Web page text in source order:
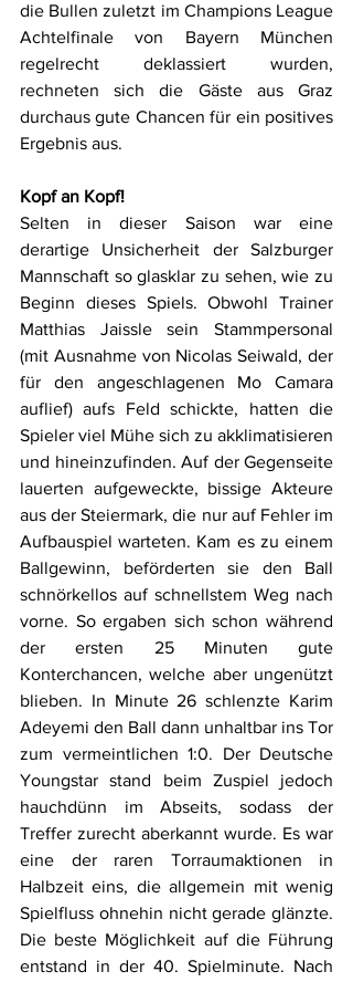
die Bullen zuletzt im Champions League
Achtelfinale von Bayern München
regelrecht deklassiert wurden,
rechneten sich die Gäste aus Graz
durchaus gute Chancen für ein positives
Ergebnis aus.
Kopf an Kopf!
Selten in dieser Saison war eine
derartige Unsicherheit der Salzburger
Mannschaft so glasklar zu sehen, wie zu
Beginn dieses Spiels. Obwohl Trainer
Matthias Jaissle sein Stammpersonal
(mit Ausnahme von Nicolas Seiwald, der
für den angeschlagenen Mo Camara
auflief) aufs Feld schickte, hatten die
Spieler viel Mühe sich zu akklimatisieren
und hineinzufinden. Auf der Gegenseite
lauerten aufgeweckte, bissige Akteure
aus der Steiermark, die nur auf Fehler im
Aufbauspiel warteten. Kam es zu einem
Ballgewinn, beförderten sie den Ball
schnörkellos auf schnellstem Weg nach
vorne. So ergaben sich schon während
der ersten 25 Minuten gute
Konterchancen, welche aber ungenützt
blieben. In Minute 26 schlenzte Karim
Adeyemi den Ball dann unhaltbar ins Tor
zum vermeintlichen 1:0. Der Deutsche
Youngstar stand beim Zuspiel jedoch
hauchdünn im Abseits, sodass der
Treffer zurecht aberkannt wurde. Es war
eine der raren Torraumaktionen in
Halbzeit eins, die allgemein mit wenig
Spielfluss ohnehin nicht gerade glänzte.
Die beste Möglichkeit auf die Führung
entstand in der 40. Spielminute. Nach